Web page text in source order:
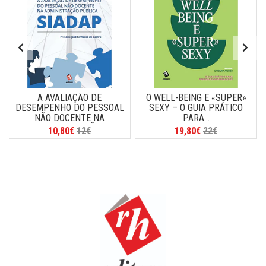
A AVALIAÇÃO DE
DESEMPENHO DO PESSOAL
NÃO DOCENTE NA
ADMINISTRAÇÃO...
10,80€ 12€
O WELL-BEING É «SUPER»
SEXY – O GUIA PRÁTICO
PARA...
19,80€ 22€